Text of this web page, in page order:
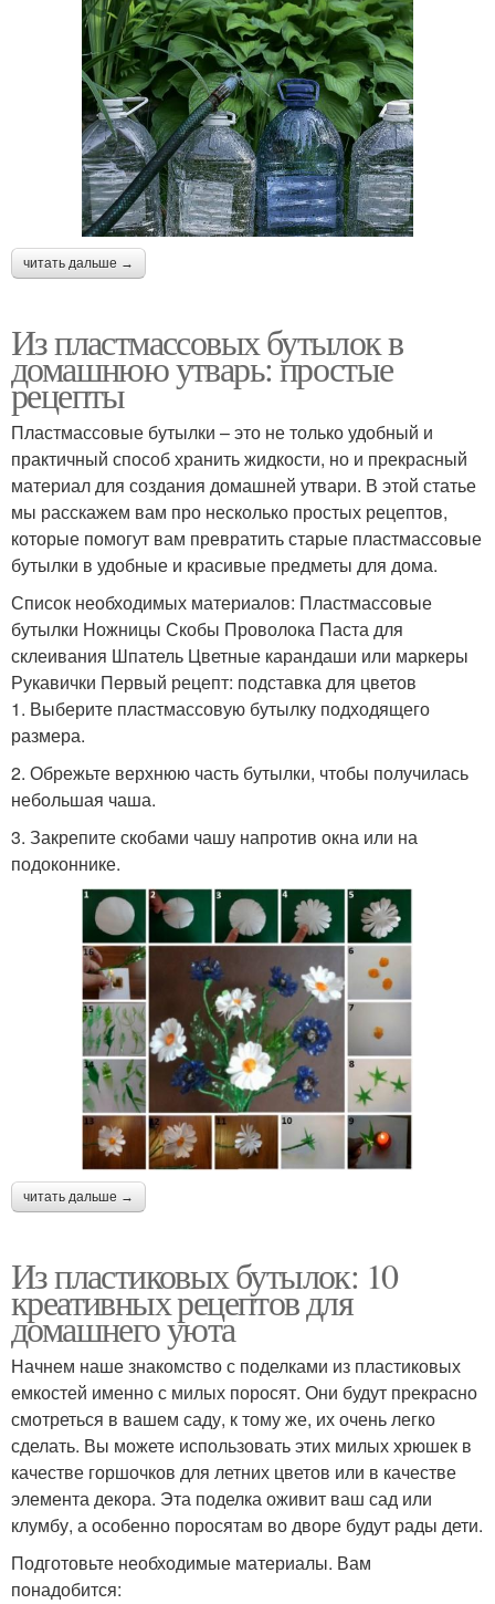
читать дальше →
Из пластмассовых бутылок в
домашнюю утварь: простые
рецепты
Пластмассовые бутылки – это не только удобный и
практичный способ хранить жидкости, но и прекрасный
материал для создания домашней утвари. В этой статье
мы расскажем вам про несколько простых рецептов,
которые помогут вам превратить старые пластмассовые
бутылки в удобные и красивые предметы для дома.
Список необходимых материалов: Пластмассовые
бутылки Ножницы Скобы Проволока Паста для
склеивания Шпатель Цветные карандаши или маркеры
Рукавички Первый рецепт: подставка для цветов
1. Выберите пластмассовую бутылку подходящего
размера.
2. Обрежьте верхнюю часть бутылки, чтобы получилась
небольшая чаша.
3. Закрепите скобами чашу напротив окна или на
подоконнике.
читать дальше →
Из пластиковых бутылок: 10
креативных рецептов для
домашнего уюта
Начнем наше знакомство с поделками из пластиковых
емкостей именно с милых поросят. Они будут прекрасно
смотреться в вашем саду, к тому же, их очень легко
сделать. Вы можете использовать этих милых хрюшек в
качестве горшочков для летних цветов или в качестве
элемента декора. Эта поделка оживит ваш сад или
клумбу, а особенно поросятам во дворе будут рады дети.
Подготовьте необходимые материалы. Вам
понадобится: